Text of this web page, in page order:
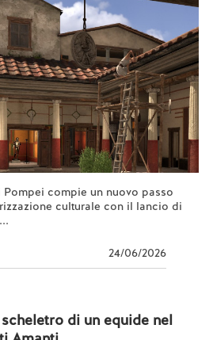
compie un nuovo passo
culturale con il lancio di
24/06/2026
di un equide nel